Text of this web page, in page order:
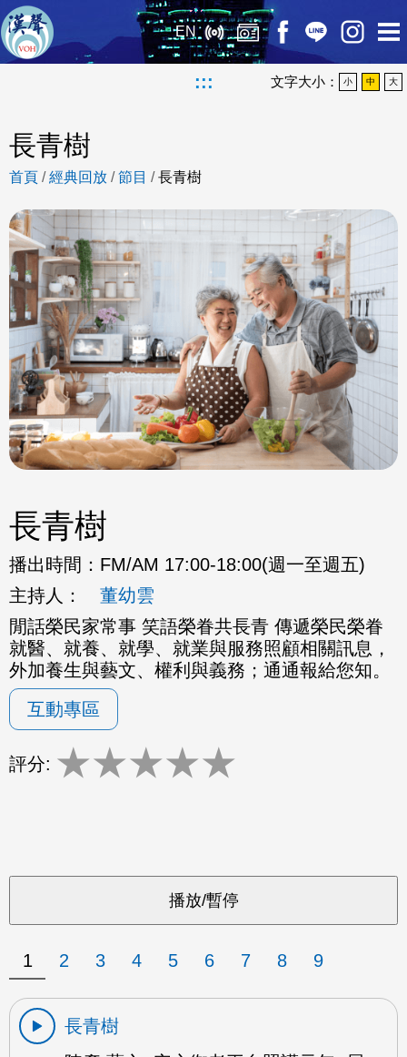
EN
::: 文字大小： 小 中 大
長青樹
首頁 /經典回放 /節目 /長青樹
長青樹
播出時間： FM/AM 17:00-18:00(週一至週五)
主持人：
董幼雲
閒話榮民家常事 笑語榮眷共長青 傳遞榮民榮眷
就醫、就養、就學、就業與服務照顧相關訊息，
外加養生與藝文、權利與義務；通通報給您知。
互動專區
評分: ★★★★★
1 2 3 4 5 6 7 8 9
長青樹